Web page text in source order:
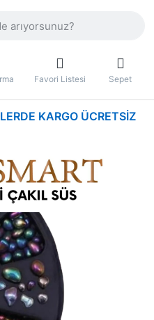
Favori Listesi Sepet
KARGO ÜCRETSIZ